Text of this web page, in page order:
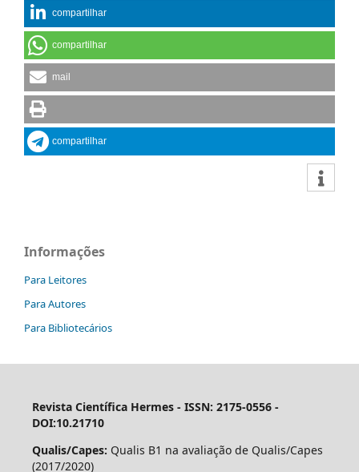
compartilhar
compartilhar
mail
compartilhar
Informações
Para Leitores
Para Autores
Para Bibliotecários
Revista Científica Hermes - ISSN: 2175-0556 -
DOI:10.21710
Qualis/Capes: Qualis B1 na avaliação de Qualis/Capes
(2017/2020)